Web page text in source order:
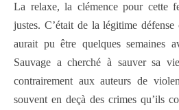
La relaxe, la clémence pour cette
justes. C’était de la légitime
aurait pu être quelques semaines
Sauvage a cherché à sauver sa
contrairement aux auteurs de
souvent en deçà des crimes qu’ils